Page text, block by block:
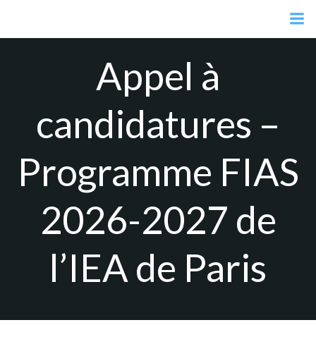
contenu
Appel à
candidatures –
Programme FIAS
2026-2027 de
l’IEA de Paris